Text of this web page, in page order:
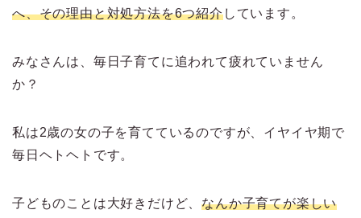
へ、その理由と対処方法を6つ紹介しています。
みなさんは、毎日子育てに追われて疲れていません
か？
私は2歳の女の子を育てているのですが、イヤイヤ期で
毎日ヘトヘトです。
子どものことは大好きだけど、なんか子育てが楽しい